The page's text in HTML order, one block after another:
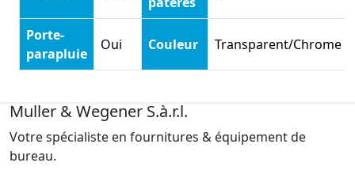
Porte-
parapluie
Oui Couleur Transparent/Chrome
Muller & Wegener S.à.r.l.
Votre spécialiste en fournitures & équipement de
bureau.